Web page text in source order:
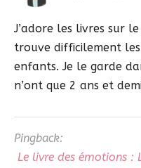
J’adore les livres sur
trouve difficilement
enfants. Je le garde
n’ont que 2 ans et
Pingback:
Le livre des émotions :